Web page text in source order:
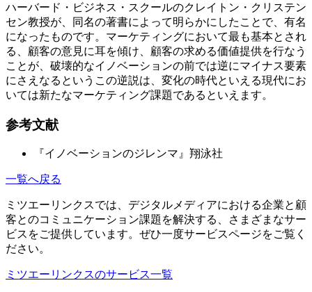
ハーバード・ビジネス・スクールのクレイトン・クリステン
セン教授が、同名の著書によって明らかにしたことで、有名
になったものです。マーケティングにおいて最も基本とされ
る、顧客の意見に耳を傾け、顧客の求める価値提供を行なう
ことが、破壊的なイノベーションの前では逆にマイナス要素
にさえなるというこの逆説は、変化の時代といえる現代にお
いては新たなマーケティング課題であるといえます。
参考文献
『イノベーションのジレンマ』翔泳社
一覧へ戻る
ミツエーリンクスでは、デジタルメディアにおける企業と顧
客とのコミュニケーション課題を解決する、さまざまなサー
ビスをご提供しています。ぜひ一度サービスページをご覧く
ださい。
ミツエーリンクスのサービス一覧